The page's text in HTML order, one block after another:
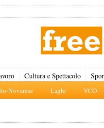
Novarese Laghi VCO
Cultura e Spettacolo